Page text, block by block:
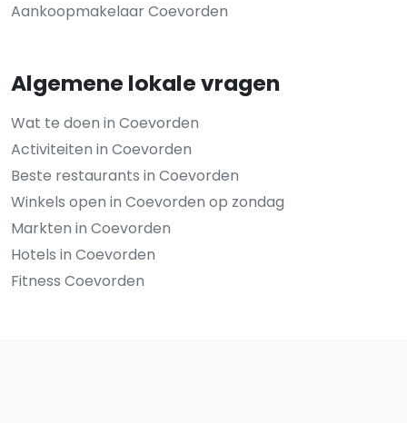
Aankoopmakelaar Coevorden
Algemene lokale vragen
Wat te doen in Coevorden
Activiteiten in Coevorden
Beste restaurants in Coevorden
Winkels open in Coevorden op zondag
Markten in Coevorden
Hotels in Coevorden
Fitness Coevorden